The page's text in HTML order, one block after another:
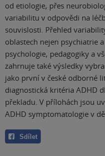
od etiologie, přes
variabilitu v odpovědi na
souvislosti. Přehled
oblastech nejen psychiatrie
psychologie, pedagogiky a
zahrnuje také výsledky
jako první v české odborné
diagnostická kritéria ADHD
překladu. V přílohách jsou
ADHD symptomatologie v
Sdílet